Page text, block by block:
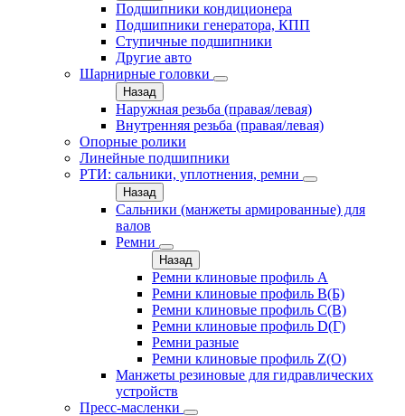
Подшипники кондиционера
Подшипники генератора, КПП
Ступичные подшипники
Другие авто
Шарнирные головки
Назад
Наружная резьба (правая/левая)
Внутренняя резьба (правая/левая)
Опорные ролики
Линейные подшипники
РТИ: сальники, уплотнения, ремни
Назад
Сальники (манжеты армированные) для
валов
Ремни
Назад
Ремни клиновые профиль A
Ремни клиновые профиль B(Б)
Ремни клиновые профиль C(В)
Ремни клиновые профиль D(Г)
Ремни разные
Ремни клиновые профиль Z(О)
Манжеты резиновые для гидравлических
устройств
Пресс-масленки